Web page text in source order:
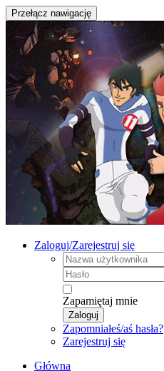
Przełącz nawigację
Zaloguj/Zarejestruj się
Zapamiętaj mnie
Zaloguj
Zapomniałeś/aś hasła?
Zarejestruj się
Główna